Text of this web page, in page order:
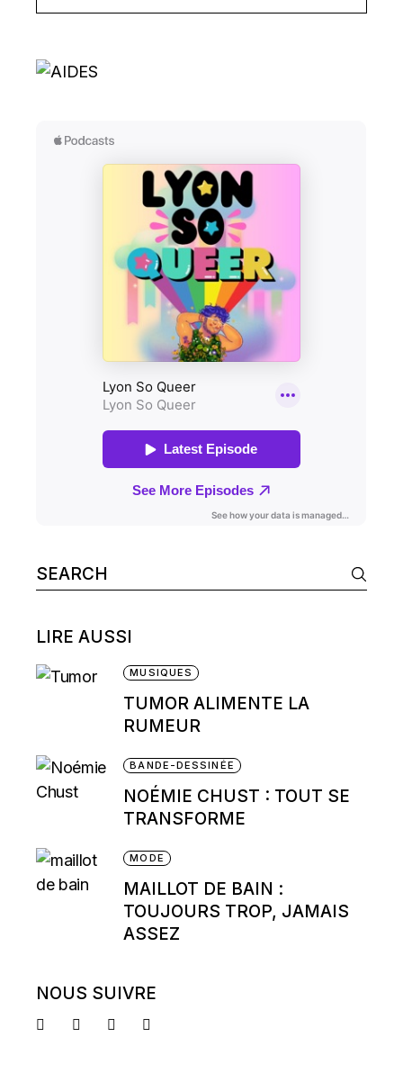
Search
for:
LIRE AUSSI
MUSIQUES
TUMOR ALIMENTE LA
RUMEUR
BANDE-DESSINÉE
NOÉMIE CHUST : TOUT SE
TRANSFORME
MODE
MAILLOT DE BAIN :
TOUJOURS TROP, JAMAIS
ASSEZ
NOUS SUIVRE